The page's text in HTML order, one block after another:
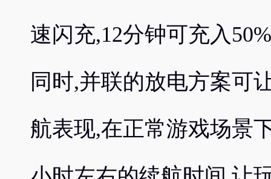
速闪充,12分钟可充入
同时,并联的放电方案可
航表现,在正常游戏场景